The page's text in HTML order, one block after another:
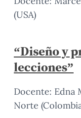
(USA)
“Diseño y
lecciones”
Docente: Edna
Norte